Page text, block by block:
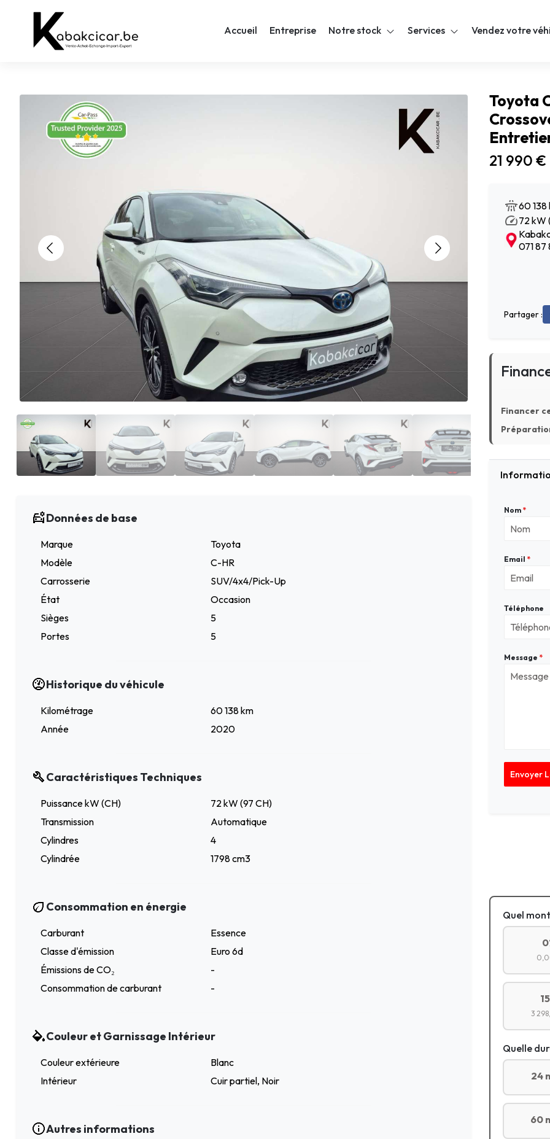
Accueil Entreprise Notre stock Services Vendez votre
Données de base
Marque
Toyota
Modèle
C-HR
Carrosserie
SUV/4x4/Pick-Up
État
Occasion
Sièges
5
Portes
5
Historique du véhicule
Kilométrage
60 138 km
Année
2020
Caractéristiques Techniques
Puissance kW (CH)
72 kW (97 CH)
Transmission
Automatique
Cylindres
4
Cylindrée
1798 cm3
Consommation en énergie
Carburant
Essence
Classe d'émission
Euro 6d
Émissions de CO₂
-
Consommation de carburant
-
Couleur et Garnissage Intérieur
Couleur extérieure
Blanc
Intérieur
Cuir partiel, Noir
Autres informations
Toyota
21 990 €
60 138
72 kW
071 87
Partager :
Financer
Nom *
Email *
Téléphone
Message *
Envoyer
Quel
3
Quelle
24
60